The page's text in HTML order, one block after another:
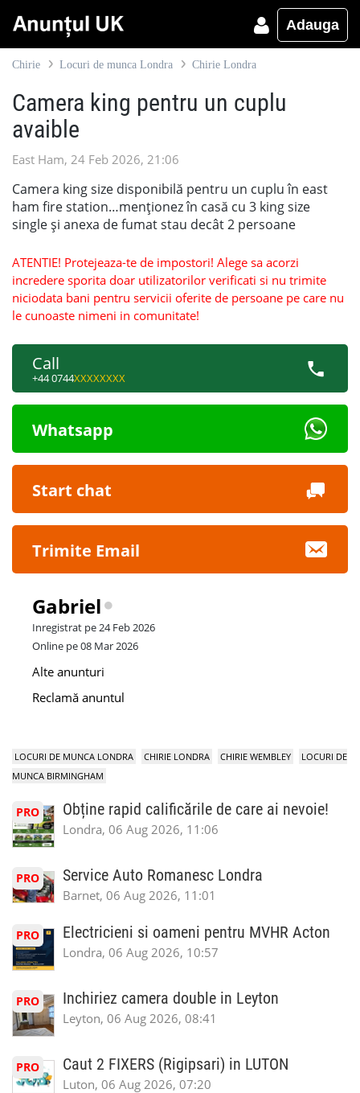
Adauga
Chirie Locuri de munca Londra Chirie Londra
Camera king pentru un cuplu
avaible
East Ham, 24 Feb 2026, 21:06
Camera king size disponibilă pentru un cuplu în east
ham fire station…menționez în casă cu 3 king size
single și anexa de fumat stau decât 2 persoane
ATENTIE! Protejeaza-te de impostori! Alege sa acorzi
incredere sporita doar utilizatorilor verificati si nu trimite
niciodata bani pentru servicii oferite de persoane pe care nu
le cunoaste nimeni in comunitate!
Call
+44 0744XXXXXXXX
Whatsapp
Start chat
Trimite Email
Gabriel
Inregistrat pe 24 Feb 2026
Online pe 08 Mar 2026
Alte anunturi
Reclamă anuntul
LOCURI DE MUNCA LONDRA CHIRIE LONDRA CHIRIE WEMBLEY
LOCURI DE
MUNCA BIRMINGHAM
PRO Obține rapid calificările de care ai nevoie!
Londra, 06 Aug 2026, 11:06
PRO Service Auto Romanesc Londra
Barnet, 06 Aug 2026, 11:01
PRO Electricieni si oameni pentru MVHR Acton
Londra, 06 Aug 2026, 10:57
PRO Inchiriez camera double in Leyton
Leyton, 06 Aug 2026, 08:41
PRO Caut 2 FIXERS (Rigipsari) in LUTON
Luton, 06 Aug 2026, 07:20